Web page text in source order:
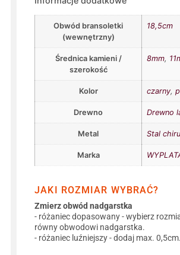
Obwód bransoletki
(wewnętrzny)
18,5cm
Średnica kamieni /
szerokość
8mm,
Kolor czarny,
Drewno Drewno
Metal Stal
Marka
JAKI ROZMIAR WYBRAĆ?
Zmierz obwód nadgarstka
- różaniec dopasowany - wybierz
równy obwodowi nadgarstka.
- różaniec luźniejszy - dodaj max. 0,5cm.